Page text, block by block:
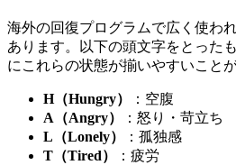
海外の回復プログラムで広く使わ
あります。以下の頭文字をとった
にこれらの状態が揃いやすいこと
H（Hungry）
：空腹
A（Angry）
：怒り・苛立ち
L（Lonely）
：孤独感
T（Tired）
：疲労